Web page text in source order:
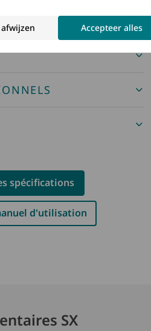
Accepteer alles
spécifications
d'utilisation
SX